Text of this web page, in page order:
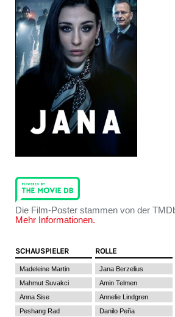
Die Film-Poster stammen von der
Mehr Informationen.
SCHAUSPIELER ROLLE
Madeleine Martin Jana Berzelius
Mahmut Suvakci
Amin Telmen
Anna Sise
Annelie Lindgren
Peshang Rad
Danilo Peña